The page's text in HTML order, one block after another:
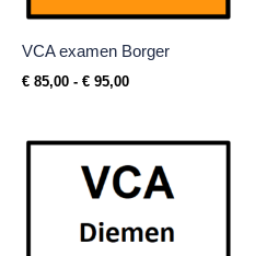
VCA examen Borger
€ 85,00 - € 95,00
Prijsklasse:
€ 85,00
tot
€ 95,00